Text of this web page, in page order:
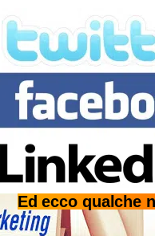
Ed ecco qualche